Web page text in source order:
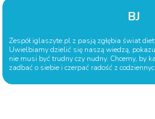
BJ
Zespół iglaszyte.pl z pasją zgłębia świat
Uwielbiamy dzielić się naszą wiedzą,
nie musi być trudny czy nudny. Chcemy, by
zadbać o siebie i czerpać radość z